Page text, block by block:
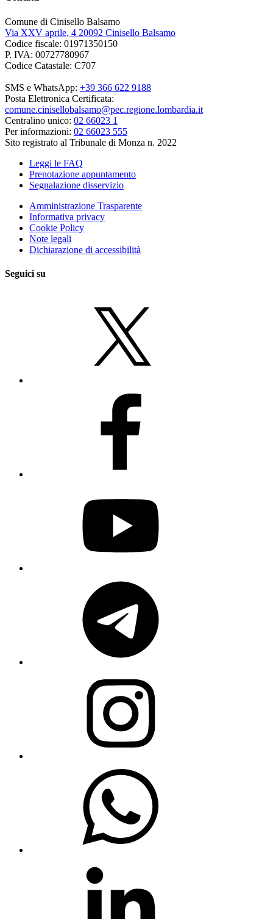
Comune di Cinisello Balsamo
Via XXV aprile, 4 20092 Cinisello Balsamo
Codice fiscale: 01971350150
P. IVA: 00727780967
Codice Catastale: C707
SMS e WhatsApp: +39 366 622 9188
Posta Elettronica Certificata:
comune.cinisellobalsamo@pec.regione.lombardia.it
Centralino unico: 02 66023 1
Per informazioni: 02 66023 555
Sito registrato al Tribunale di Monza n. 2022
Leggi le FAQ
Prenotazione appuntamento
Segnalazione disservizio
Amministrazione Trasparente
Informativa privacy
Cookie Policy
Note legali
Dichiarazione di accessibilità
Seguici su